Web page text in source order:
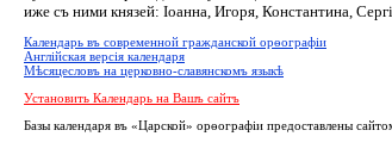
иже съ ними князей: Іоанна, Игоря, Константина,
Календарь въ современной гражданской орѳографiи
Англiйская версiя календаря
Мѣсяцесловъ на церковно-славянскомъ языкѣ
Установить Календарь на Вашъ сайтъ
Базы календаря въ «Царской» орѳографiи предоставлены